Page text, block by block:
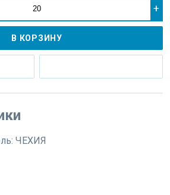
+
В КОРЗИНУ
ЧЕХИЯ